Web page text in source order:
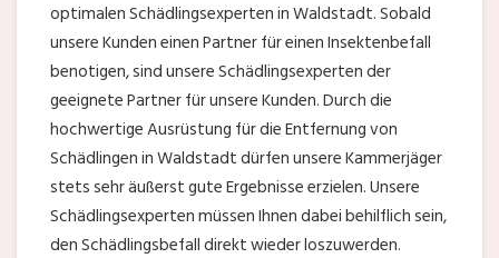
optimalen Schädlingsexperten in Waldstadt. Sobald
unsere Kunden einen Partner für einen Insektenbefall
benotigen, sind unsere Schädlingsexperten der
geeignete Partner für unsere Kunden. Durch die
hochwertige Ausrüstung für die Entfernung von
Schädlingen in Waldstadt dürfen unsere Kammerjäger
stets sehr äußerst gute Ergebnisse erzielen. Unsere
Schädlingsexperten müssen Ihnen dabei behilflich sein,
den Schädlingsbefall direkt wieder loszuwerden.